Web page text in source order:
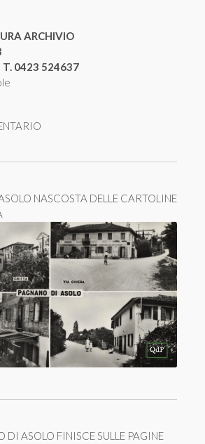
ARCHIVIO
0423 524637
NASCOSTA DELLE CARTOLINE
DI ASOLO FINISCE SULLE PAGINE